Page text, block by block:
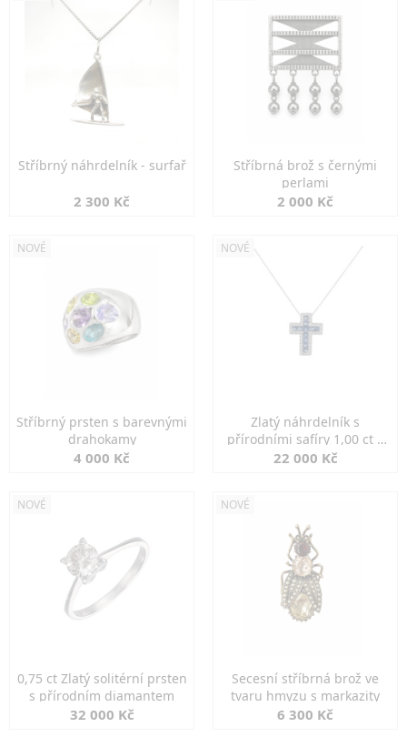
Stříbrný náhrdelník - surfař
2 300 Kč
Stříbrná brož s černými
perlami
2 000 Kč
NOVÉ
Stříbrný prsten s barevnými
drahokamy
4 000 Kč
NOVÉ
Zlatý náhrdelník s
přírodními safíry 1,00 ct a
diamanty
22 000 Kč
NOVÉ
0,75 ct Zlatý solitérní prsten
s přírodním diamantem
32 000 Kč
NOVÉ
Secesní stříbrná brož ve
tvaru hmyzu s markazity
6 300 Kč